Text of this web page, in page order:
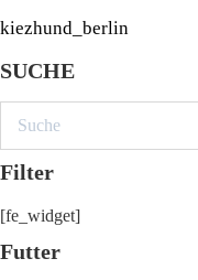
kiezhund_berlin
SUCHE
Filter
[fe_widget]
Futter